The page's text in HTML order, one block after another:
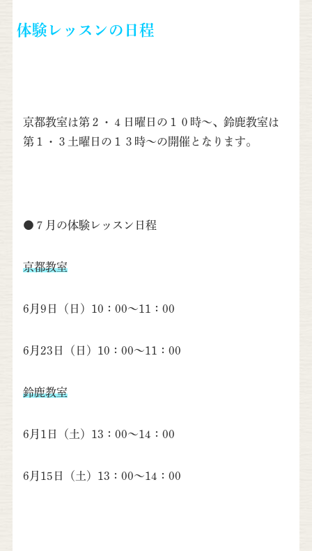
体験レッスンの日程
京都教室は第２・４日曜日の１０時〜、鈴鹿教室は
第１・３土曜日の１３時〜の開催となります。
●７月の体験レッスン日程
京都教室
6月9日（日）10：00～11：00
6月23日（日）10：00～11：00
鈴鹿教室
6月1日（土）13：00～14：00
6月15日（土）13：00～14：00